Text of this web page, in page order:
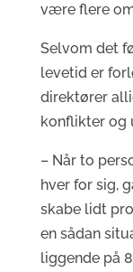
være flere
Selvom det
levetid er
direktører
konflikter og
– Når to
hver for sig,
skabe lidt
en sådan
liggende på